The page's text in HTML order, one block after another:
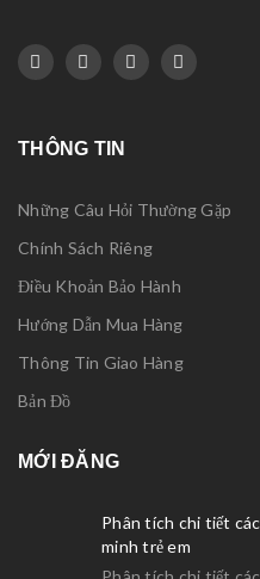
THÔNG TIN
Những Câu Hỏi Thường Gặp
Chính Sách Riêng
Điều Khoản Bảo Hành
Hướng Dẫn Mua Hàng
Thông Tin Giao Hàng
Bản Đồ
MỚI ĐĂNG
Phân tích chi tiết
minh trẻ em